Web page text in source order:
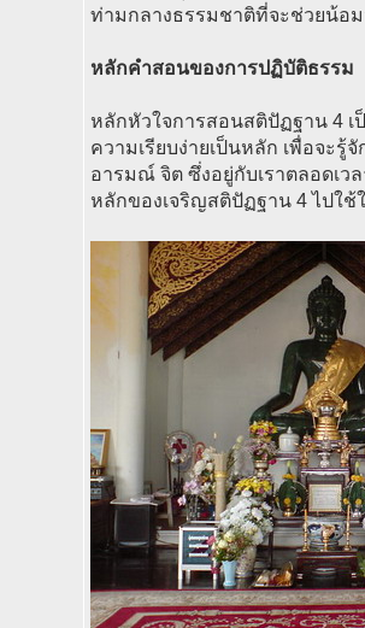
ท่ามกลางธรรมชาติที่จะช่วยน้อ
หลักคำสอนของการปฏิบัติธรรม
หลักหัวใจการสอนสติปัฏฐาน 4
ความเรียบง่ายเป็นหลัก เพื่อจะ
อารมณ์ จิต ซึ่งอยู่กับเราตลอดเ
หลักของเจริญสติปัฏฐาน 4 ไปใ